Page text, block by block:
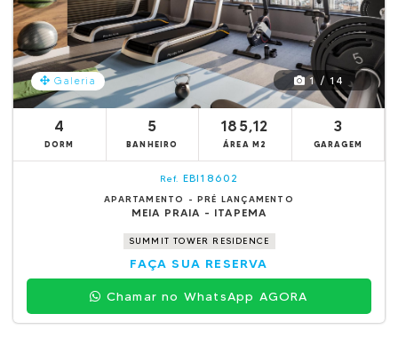
Galeria 1 / 14
4
DORM
5
BANHEIRO
185,12
ÁREA M2
3
GARAGEM
Ref. EBI18602
APARTAMENTO - PRÉ LANÇAMENTO
MEIA PRAIA - ITAPEMA
SUMMIT TOWER RESIDENCE
FAÇA SUA RESERVA
Chamar no WhatsApp AGORA